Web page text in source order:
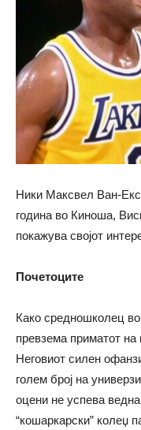
Ники Максвел Ван-
година во Киноша,
покажува својот
Почетоците
Како средношколец
превзема приматот на
Неговиот силен
голем број на
оцени не успева
“кошаркарски” колеџ